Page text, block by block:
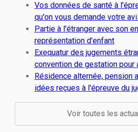
Vos données de santé à
qu'on vous demande votre
Partie à l'étranger avec son
représentation d'enfant
Exequatur des jugements
convention de gestation pour
Résidence alternée, pension
idées reçues à l'épreuve du
Voir toutes les